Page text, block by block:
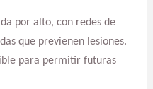
por alto, con redes de
que previenen lesiones.
para permitir futuras